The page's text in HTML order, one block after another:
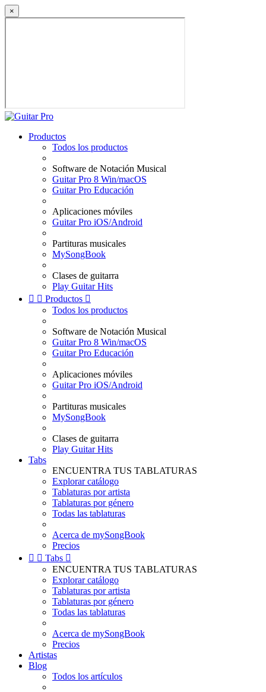
×
Productos
Todos los productos
Software de Notación Musical
Guitar Pro 8 Win/macOS
Guitar Pro Educación
Aplicaciones móviles
Guitar Pro iOS/Android
Partituras musicales
MySongBook
Clases de guitarra
Play Guitar Hits
  Productos 
Todos los productos
Software de Notación Musical
Guitar Pro 8 Win/macOS
Guitar Pro Educación
Aplicaciones móviles
Guitar Pro iOS/Android
Partituras musicales
MySongBook
Clases de guitarra
Play Guitar Hits
Tabs
ENCUENTRA TUS TABLATURAS
Explorar catálogo
Tablaturas por artista
Tablaturas por género
Todas las tablaturas
Acerca de mySongBook
Precios
  Tabs 
ENCUENTRA TUS TABLATURAS
Explorar catálogo
Tablaturas por artista
Tablaturas por género
Todas las tablaturas
Acerca de mySongBook
Precios
Artistas
Blog
Todos los artículos